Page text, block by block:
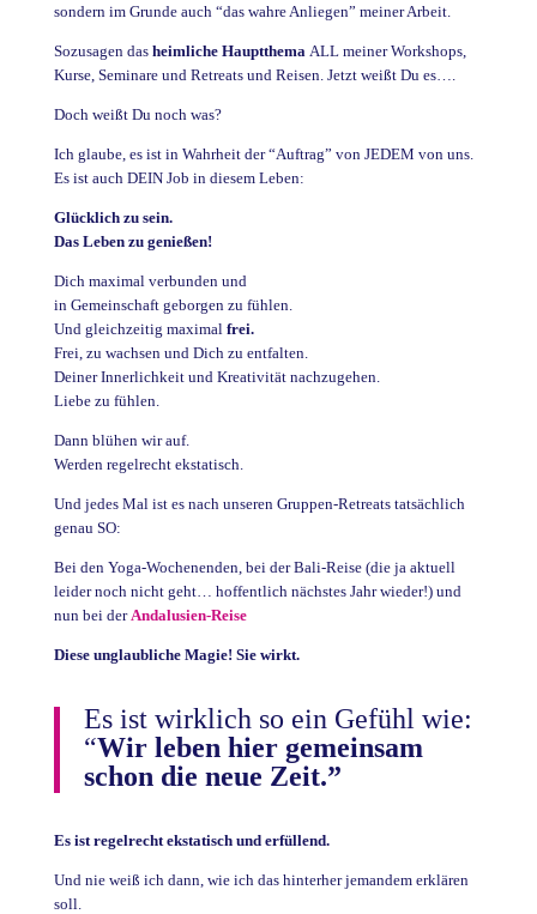
sondern im Grunde auch “das wahre Anliegen” meiner Arbeit.
Sozusagen das heimliche HauptthemaALL meiner Workshops,
Kurse, Seminare und Retreats und Reisen. Jetzt weißt Du es….
Doch weißt Du noch was?
Ich glaube, es ist in Wahrheit der “Auftrag” von JEDEM von uns.
Es ist auch DEIN Job in diesem Leben:
Glücklich zu sein.
Das Leben zu genießen!
Dich maximal verbunden und
in Gemeinschaft geborgen zu fühlen.
Und gleichzeitig maximal frei.
Frei, zu wachsen und Dich zu entfalten.
Deiner Innerlichkeit und Kreativität nachzugehen.
Liebe zu fühlen.
Dann blühen wir auf.
Werden regelrecht ekstatisch.
Und jedes Mal ist es nach unseren Gruppen-Retreats tatsächlich
genau SO:
Bei den Yoga-Wochenenden, bei der Bali-Reise (die ja aktuell
leider noch nicht geht… hoffentlich nächstes Jahr wieder!) und
nun bei derAndalusien-Reise
Diese unglaubliche Magie! Sie wirkt.
Es ist wirklich so ein Gefühl wie:
“Wir leben hier gemeinsam
schon die neue Zeit.”
Es ist regelrecht ekstatisch und erfüllend.
Und nie weiß ich dann, wie ich das hinterher jemandem erklären
soll.